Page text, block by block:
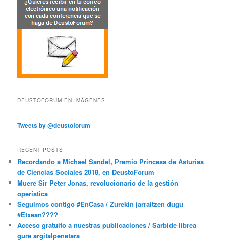
DEUSTOFORUM EN IMÁGENES
Tweets by @deustoforum
RECENT POSTS
Recordando a Michael Sandel, Premio Princesa de Asturias
de Ciencias Sociales 2018, en DeustoForum
Muere Sir Peter Jonas, revolucionario de la gestión
operística
Seguimos contigo #EnCasa / Zurekin jarraitzen dugu
#Etxean????
Acceso gratuito a nuestras publicaciones / Sarbide librea
gure argitalpenetara